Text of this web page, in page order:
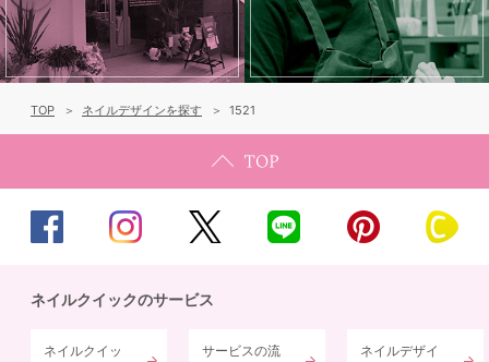
TOP ネイルデザインを探す 1521
ネイルクイックのサービス
ネイルクイッ
サービスの流
ネイルデザイ